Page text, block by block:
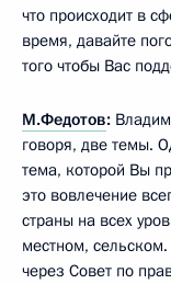
что происходит в
время, давайте
того чтобы Вас
М.Федотов:
говоря, две темы.
тема, которой Вы
это вовлечение
страны на всех
местном,
через Совет по